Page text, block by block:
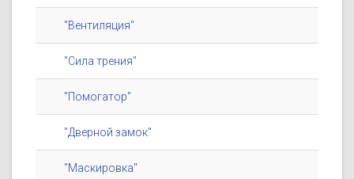
"Вентиляция"
"Сила трения"
"Помогатор"
"Дверной замок"
"Маскировка"